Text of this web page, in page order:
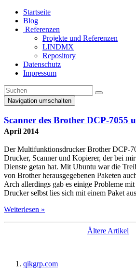
Startseite
Blog
Referenzen
Projekte und Referenzen
LINDMX
Repository
Datenschutz
Impressum
Navigation umschalten
Scanner des Brother DCP-7055
April 2014
Der Multifunktionsdrucker Brother DCP-
Drucker, Scanner und Kopierer, der bei
Dienste getan hat. Mit Ubuntu war die
von Brother herausgegebenen Paketen
Arch allerdings gab es einige Probleme
Drucker selbst lies sich mit einem Paket
Weiterlesen »
Ältere Artikel
qikgrp.com